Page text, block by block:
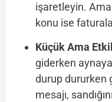
işaretleyin.
konu ise
Küçük Ama
giderken
durup dururken
mesajı,